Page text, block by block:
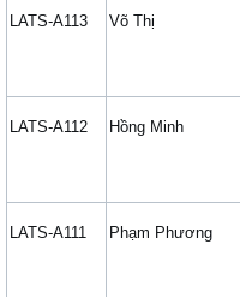
LATS-A113 Võ Thị
LATS-A112 Hồng Minh
LATS-A111 Phạm Phương